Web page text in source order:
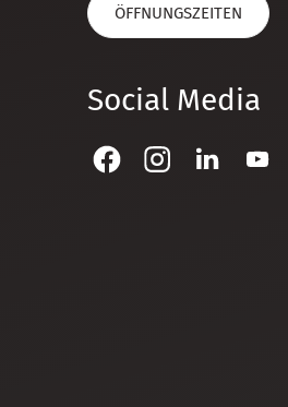
ÖFFNUNGSZEITEN
Social Media